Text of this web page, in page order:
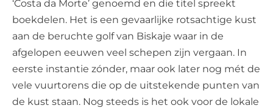
‘Costa da Morte’ genoemd en die titel spreekt
boekdelen. Het is een gevaarlijke rotsachtige kust
aan de beruchte golf van Biskaje waar in de
afgelopen eeuwen veel schepen zijn vergaan. In
eerste instantie zónder, maar ook later nog mét de
vele vuurtorens die op de uitstekende punten van
de kust staan. Nog steeds is het ook voor de lokale